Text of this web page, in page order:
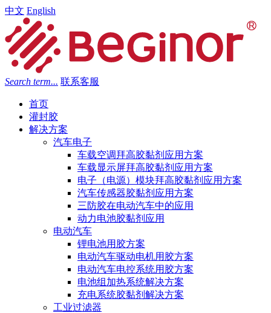
中文 English
Search term... 联系客服
首页
灌封胶
解决方案
汽车电子
车载空调拜高胶黏剂应用方案
车载显示屏拜高胶黏剂应用方案
电子（电源）模块拜高胶黏剂应用方案
汽车传感器胶黏剂应用方案
三防胶在电动汽车中的应用
动力电池胶黏剂应用
电动汽车
锂电池用胶方案
电动汽车驱动电机用胶方案
电动汽车电控系统用胶方案
电池组加热系统解决方案
充电系统胶黏剂解决方案
工业过滤器